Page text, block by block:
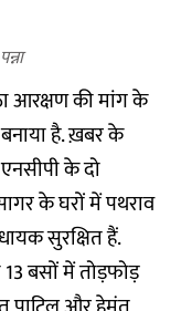
आरक्षण की मांग के
है. ख़बर के
के दो
के घरों में पथराव
सुरक्षित हैं.
13 बसों में तोड़फोड़